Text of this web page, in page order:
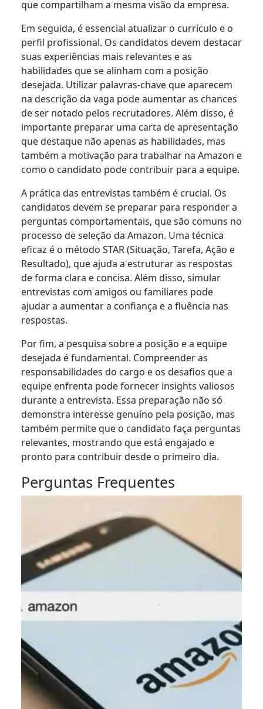
que compartilham a mesma visão da empresa.
Em seguida, é essencial atualizar o currículo e o
perfil profissional. Os candidatos devem destacar
suas experiências mais relevantes e as
habilidades que se alinham com a posição
desejada. Utilizar palavras-chave que aparecem
na descrição da vaga pode aumentar as chances
de ser notado pelos recrutadores. Além disso, é
importante preparar uma carta de apresentação
que destaque não apenas as habilidades, mas
também a motivação para trabalhar na Amazon e
como o candidato pode contribuir para a equipe.
A prática das entrevistas também é crucial. Os
candidatos devem se preparar para responder a
perguntas comportamentais, que são comuns no
processo de seleção da Amazon. Uma técnica
eficaz é o método STAR (Situação, Tarefa, Ação e
Resultado), que ajuda a estruturar as respostas
de forma clara e concisa. Além disso, simular
entrevistas com amigos ou familiares pode
ajudar a aumentar a confiança e a fluência nas
respostas.
Por fim, a pesquisa sobre a posição e a equipe
desejada é fundamental. Compreender as
responsabilidades do cargo e os desafios que a
equipe enfrenta pode fornecer insights valiosos
durante a entrevista. Essa preparação não só
demonstra interesse genuíno pela posição, mas
também permite que o candidato faça perguntas
relevantes, mostrando que está engajado e
pronto para contribuir desde o primeiro dia.
Perguntas Frequentes